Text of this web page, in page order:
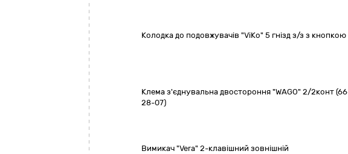
Колодка до подовжувачів "ViKo" 5 гнізд з/з з кнопкою
Клема з'єднувальна двостороння "WAGO" 2/2конт
28-07)
Вимикач "Vera" 2-клавішний зовнішній